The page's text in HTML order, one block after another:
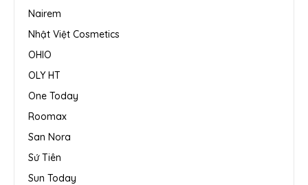
Nairem
Nhật Việt Cosmetics
OHIO
OLY HT
One Today
Roomax
San Nora
Sứ Tiên
Sun Today